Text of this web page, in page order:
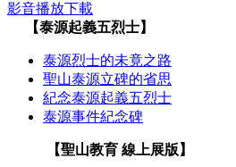
影音播放下載
【泰源起義五烈士】
泰源烈士的未竟之路
聖山泰源立碑的省思
紀念泰源起義五烈士
泰源事件紀念碑
【聖山教育 線上展版】